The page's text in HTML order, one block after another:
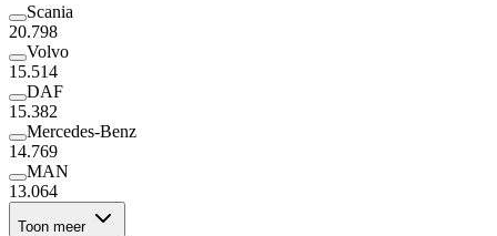
Scania
20.798
Volvo
15.514
DAF
15.382
Mercedes-Benz
14.769
MAN
13.064
Toon meer